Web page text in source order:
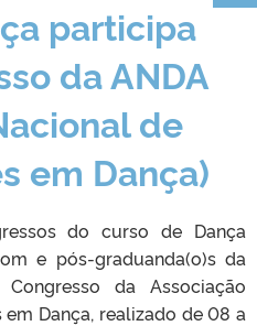
participa
da ANDA
de
em Dança)
do curso de Dança
e pós-graduanda(o)s da
da Associação
Dança, realizado de 08 a